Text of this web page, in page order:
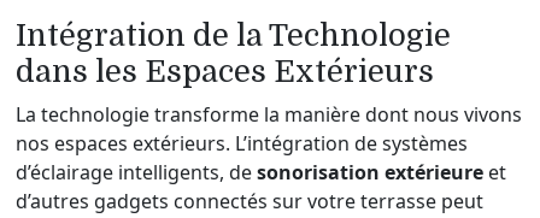
Intégration de la Technologie
dans les Espaces Extérieurs
La technologie transforme la manière dont nous vivons
nos espaces extérieurs. L’intégration de systèmes
d’éclairage intelligents, desonorisation extérieure et
d’autres gadgets connectés sur votre terrasse peut